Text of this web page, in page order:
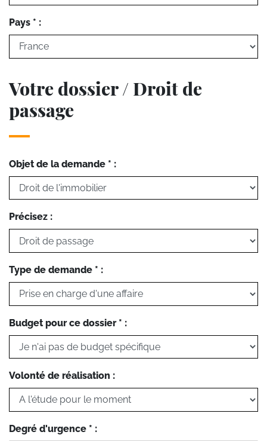
Pays * :
Votre dossier / Droit de
passage
Objet de la demande * :
Précisez :
Type de demande * :
Budget pour ce dossier * :
Volonté de réalisation :
Degré d'urgence * :